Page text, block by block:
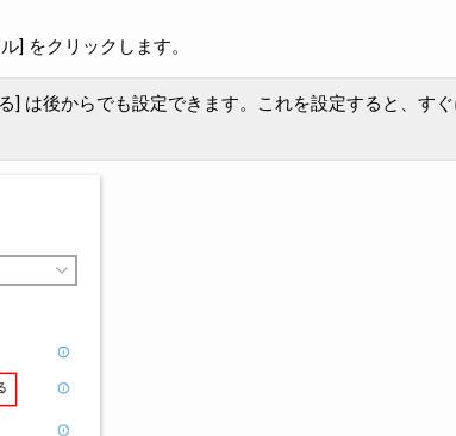
] をクリックします。
] は後からでも設定できます。これを設定すると、す